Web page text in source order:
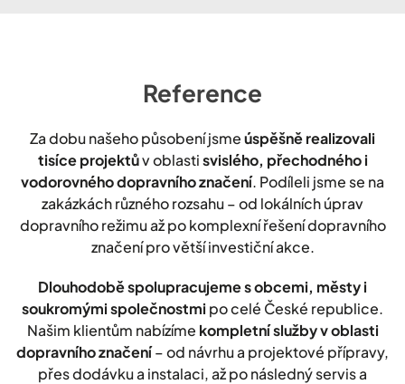
Reference
Za dobu našeho působení jsmeúspěšně realizovali
tisíce projektův oblastisvislého, přechodného i
vodorovného dopravního značení. Podíleli jsme se na
zakázkách různého rozsahu – od lokálních úprav
dopravního režimu až po komplexní řešení dopravního
značení pro větší investiční akce.
Dlouhodobě spolupracujeme s obcemi, městy i
soukromými společnostmi po celé České republice.
Našim klientům nabízíme kompletní služby v oblasti
dopravního značení– od návrhu a projektové přípravy,
přes dodávku a instalaci, až po následný servis a